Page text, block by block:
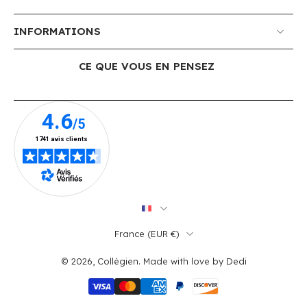
INFORMATIONS
CE QUE VOUS EN PENSEZ
France ‎(EUR €)‎
© 2026, Collégien. Made with love by Dedi